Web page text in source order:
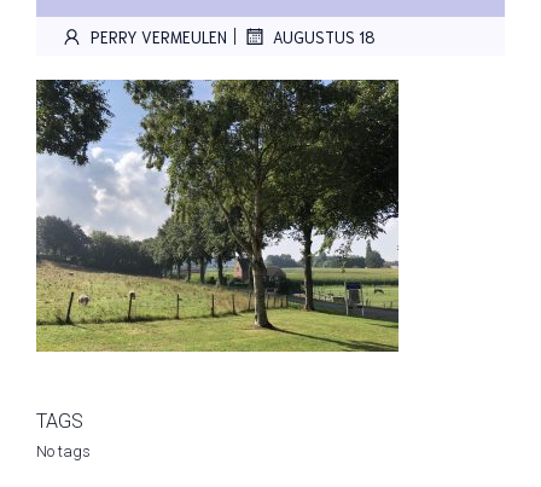
PERRY VERMEULEN | AUGUSTUS 18
TAGS
No tags